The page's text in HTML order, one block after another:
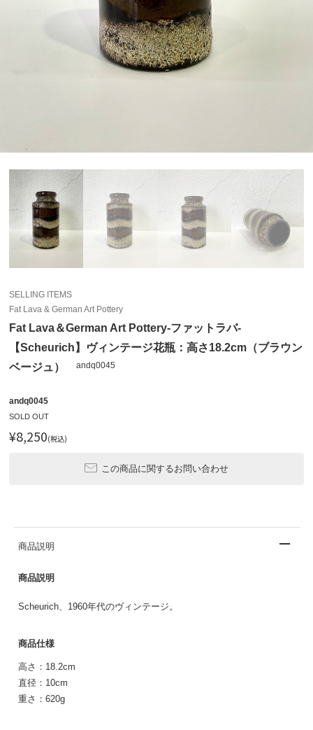
SELLING ITEMS
Fat Lava & German Art Pottery
Fat Lava＆German Art Pottery-ファットラバ-
【Scheurich】ヴィンテージ花瓶：高さ18.2cm（ブラウン
ベージュ）
andq0045
andq0045
SOLD OUT
¥8,250(税込)
この商品に関するお問い合わせ
商品説明
商品説明
Scheurich、1960年代のヴィンテージ。
商品仕様
高さ：18.2cm
直径：10cm
重さ：620g